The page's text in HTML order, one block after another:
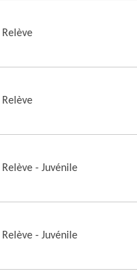
Relève
Relève
Relève - Juvénile
Relève - Juvénile